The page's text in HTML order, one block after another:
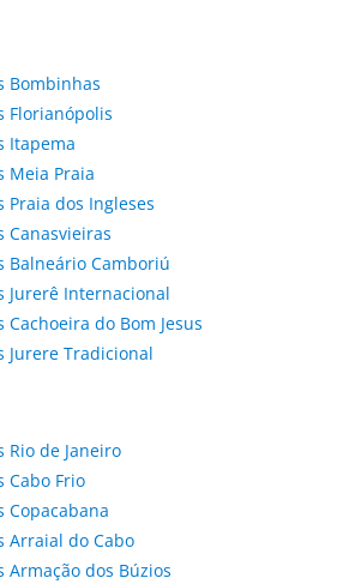
Bombinhas
Florianópolis
Itapema
Meia Praia
Praia dos Ingleses
Canasvieiras
Balneário Camboriú
Jurerê Internacional
do Bom Jesus
Jurere Tradicional
Rio de Janeiro
Cabo Frio
Copacabana
Arraial do Cabo
Armação dos Búzios